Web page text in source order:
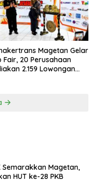
Magetan Gelar
Fair, 20 Perusahaan
2.159 Lowongan
Semarakkan Magetan,
HUT ke-28 PKB